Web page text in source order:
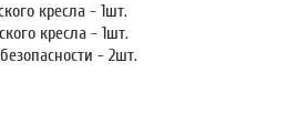
кресла - 1шт.
кресла - 1шт.
- 2шт.